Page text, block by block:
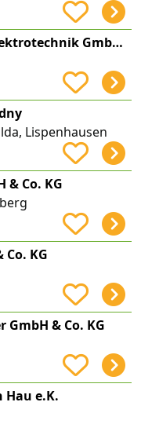
Eugen Domhöfer Elektrotechnik GmbH & Co. KG
Lispenhausen
& Co. KG
Co. KG
& Co. KG
e.K.